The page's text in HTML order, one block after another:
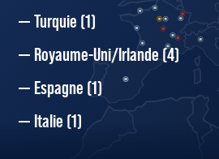
Turquie (1)
Royaume-Uni/Irlande (4)
Espagne (1)
Italie (1)